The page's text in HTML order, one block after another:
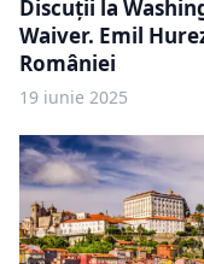
Discuții la
Waiver. Emil
României
19 iunie 2025